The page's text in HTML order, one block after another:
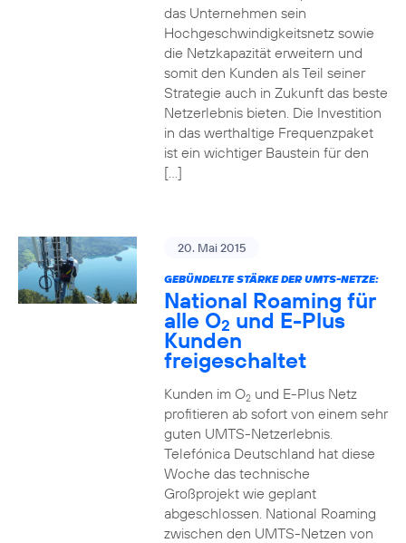
das Unternehmen sein
Hochgeschwindigkeitsnetz sowie
die Netzkapazität erweitern und
somit den Kunden als Teil seiner
Strategie auch in Zukunft das beste
Netzerlebnis bieten. Die Investition
in das werthaltige Frequenzpaket
ist ein wichtiger Baustein für den
[…]
20. Mai 2015
GEBÜNDELTE STÄRKE DER UMTS-NETZE:
National Roaming für
alle O2 und E-Plus
Kunden
freigeschaltet
Kunden im O2und E-Plus Netz
profitieren ab sofort von einem sehr
guten UMTS-Netzerlebnis.
Telefónica Deutschland hat diese
Woche das technische
Großprojekt wie geplant
abgeschlossen. National Roaming
zwischen den UMTS-Netzen von